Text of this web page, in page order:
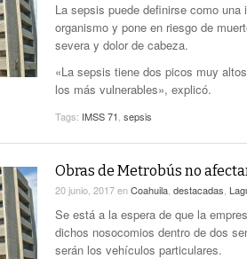
La sepsis puede definirse como
organismo y pone en riesgo de
severa y dolor de cabeza.
«La sepsis tiene dos picos muy
los más vulnerables», explicó.
Tags: IMSS 71 sepsis
Obras de Metrobús no
20 junio, 2017enCoahuila destacadas
Se está a la espera de que la
dichos nosocomios dentro de dos
serán los vehículos particulares.